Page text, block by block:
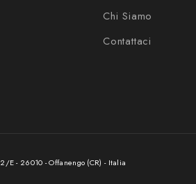
Chi Siamo
Contattaci
- 26010 - Offanengo (CR) - Italia